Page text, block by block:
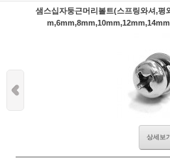
샘스십자둥근머리볼트(스프링와셔,평
상세보기